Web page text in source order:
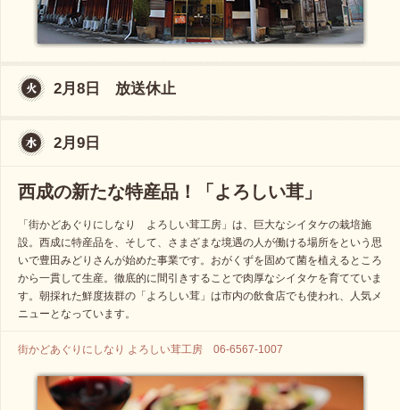
2月8日 放送休止
2月9日
西成の新たな特産品！「よろしい茸」
「街かどあぐりにしなり よろしい茸工房」は、巨大なシイタケの栽培施
設。西成に特産品を、そして、さまざまな境遇の人が働ける場所をという思
いで豊田みどりさんが始めた事業です。おがくずを固めて菌を植えるところ
から一貫して生産。徹底的に間引きすることで肉厚なシイタケを育てていま
す。朝採れた鮮度抜群の「よろしい茸」は市内の飲食店でも使われ、人気メ
ニューとなっています。
街かどあぐりにしなり よろしい茸工房 06-6567-1007